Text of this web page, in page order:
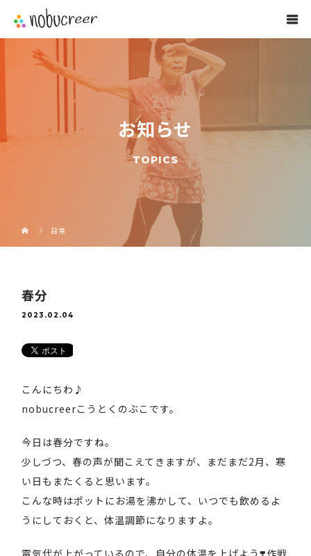
お知らせ
TOPICS
日常
春分
2023.02.04
こんにちわ♪
nobucreerこうとくのぶこです。
今日は春分ですね。
少しづつ、春の声が聞こえてきますが、まだまだ2月、寒
い日もまたくると思います。
こんな時はポットにお湯を沸かして、いつでも飲めるよ
うにしておくと、体温調節になりますよ。
電気代が上がっているので、自分の体温を上げよう❣️作戦